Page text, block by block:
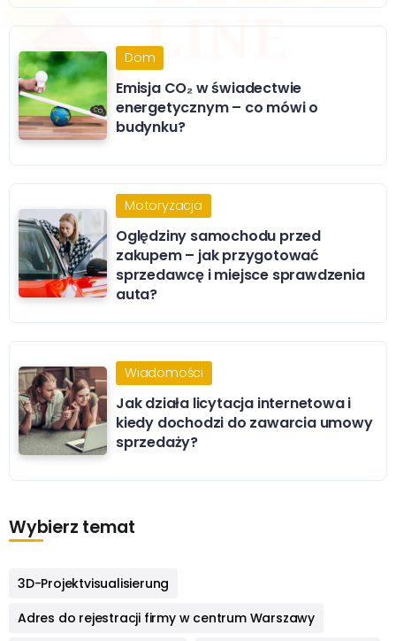
Dom
Emisja CO₂ w świadectwie
energetycznym – co mówi o
budynku?
Motoryzacja
Oględziny samochodu przed
zakupem – jak przygotować
sprzedawcę i miejsce sprawdzenia
auta?
Wiadomości
Jak działa licytacja internetowa i
kiedy dochodzi do zawarcia umowy
sprzedaży?
Wybierz temat
3D-Projektvisualisierung
Adres do rejestracji firmy w centrum Warszawy